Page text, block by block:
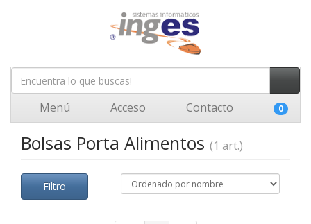
Menú Acceso Contacto 0
Bolsas Porta Alimentos (1 art.)
Filtro